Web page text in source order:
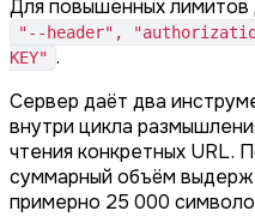
Для повышенных лимитов
"--header", "authorization:
KEY" .
Сервер даёт два
внутри цикла
чтения конкретных URL.
суммарный объём
примерно 25 000